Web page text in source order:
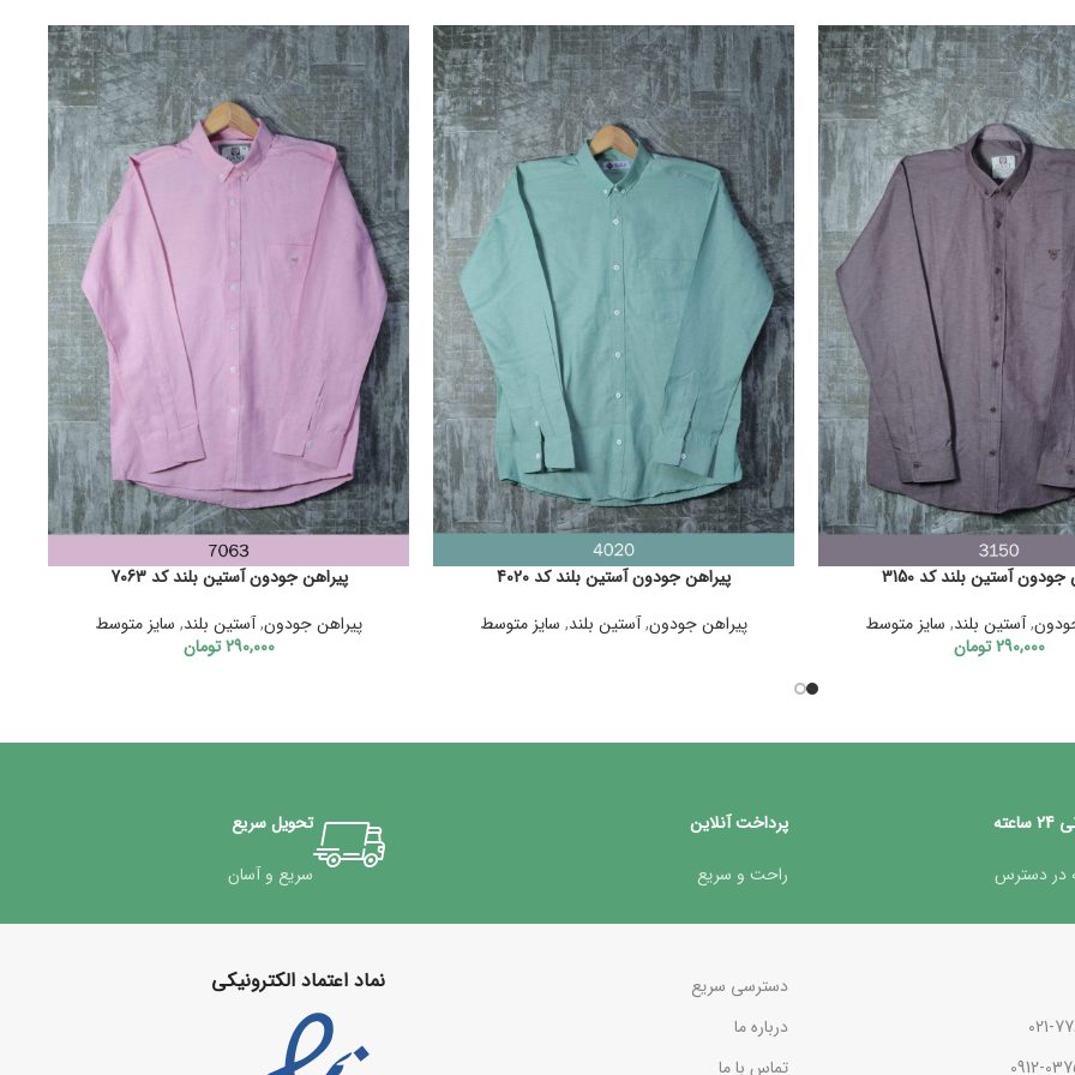
آستین بلند کد 3150
,آستین بلند, سایز متوسط
290,000 تومان
پیراهن جودون آستین بلند کد 4020
پیراهن جودون,آستین بلند, سایز متوسط
پیراهن جودون آستین بلند کد 7063
پیراهن جودون,آستین بلند, سایز متوسط
290,000 تومان
تحویل سریع
سریع و آسان
پرداخت آنلاین
راحت و سریع
در دسترس
نماد اعتماد الکترونیکی
دسترسی سریع
درباره ما
تماس با ما